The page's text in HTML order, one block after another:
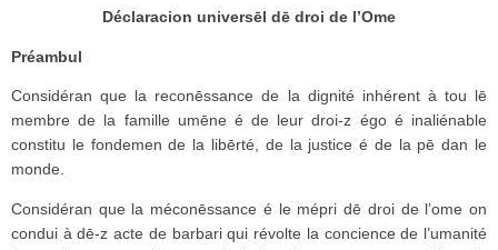
Déclaracion universēl dē droi de l’Ome
Préambul
Considéran que la reconēssance de la dignité inhérent à tou lē
membre de la famille umēne é de leur droi-z égo é inaliénable
constitu le fondemen de la libērté, de la justice é de la pē dan le
monde.
Considéran que la méconēssance é le mépri dē droi de l’ome on
condui à dē-z acte de barbari qui révolte la concience de l’umanité